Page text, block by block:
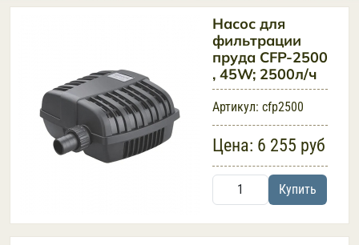
Насос для
фильтрации
пруда CFP-2500
, 45W; 2500л/ч
Артикул: cfp2500
Цена: 6 255 руб
Купить